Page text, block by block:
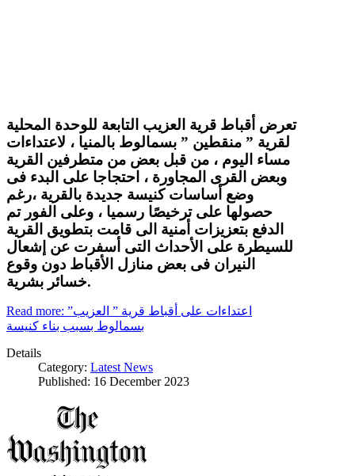
تعرض أقباط قرية العزيب التابعة للوحدة المحلية
لقرية ” منقطين ” بسمالوط بالمنيا ، لاعتداءات
مساء اليوم ، من قبل بعض من متطرفين القرية
وبعض القرى المجاورة ، احتجاجا على البدء فى
وضع أساسات كنيسة جديدة بالقرية ،رغم
حصولها على ترخيصًا رسميا ، وعلى الفور تم
الدفع بتعزيزات أمنية الى قامت بتطويق القرية
للسيطرة على الأحداث التى أسفرت عن إشعال
النيران فى بعض منازل الأقباط دون وقوع
خسائر بشرية.
Read more: اعتداءات على أقباط قرية ” العزيب”
بسمالوط بسبب بناء كنيسة
Details
Category: Latest News
Published: 16 December 2023